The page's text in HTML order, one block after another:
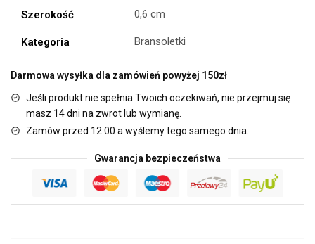
Szerokość 0,6 cm
Kategoria Bransoletki
Darmowa wysyłka dla zamówień powyżej 150zł
Jeśli produkt nie spełnia Twoich oczekiwań, nie przejmuj się
masz 14 dni na zwrot lub wymianę.
Zamów przed 12:00 a wyślemy tego samego dnia.
Gwarancja bezpieczeństwa